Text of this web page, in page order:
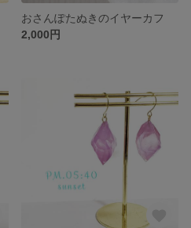
おさんぽたぬきのイヤーカフ
2,000円